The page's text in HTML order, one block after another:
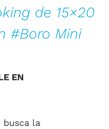
de 15×20
#Boro Mini
EN
busca la